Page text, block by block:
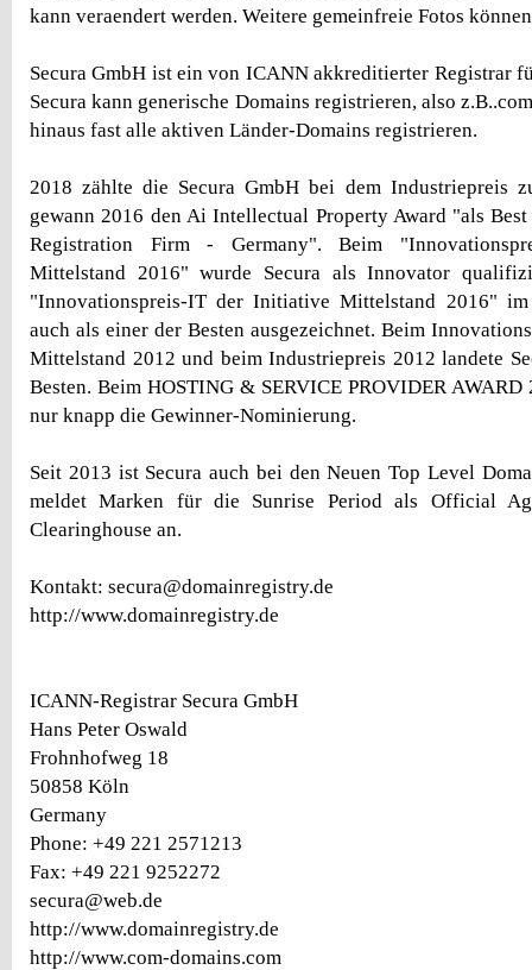
kann veraendert werden. Weitere gemeinfreie Fotos
Secura GmbH ist ein von ICANN akkreditierter Registrar
Secura kann generische Domains registrieren, also
hinaus fast alle aktiven Länder-Domains registrieren.
2018 zählte die Secura GmbH bei dem Industriepreis
gewann 2016 den Ai Intellectual Property Award "als
Registration Firm - Germany". Beim
Mittelstand 2016" wurde Secura als Innovator
"Innovationspreis-IT der Initiative Mittelstand 2016" im
auch als einer der Besten ausgezeichnet. Beim
Mittelstand 2012 und beim Industriepreis 2012 landete
Besten. Beim HOSTING & SERVICE PROVIDER
nur knapp die Gewinner-Nominierung.
Seit 2013 ist Secura auch bei den Neuen Top Level
meldet Marken für die Sunrise Period als Official
Clearinghouse an.
Kontakt: secura@domainregistry.de
http://www.domainregistry.de
ICANN-Registrar Secura GmbH
Hans Peter Oswald
Frohnhofweg 18
50858 Köln
Germany
Phone: +49 221 2571213
Fax: +49 221 9252272
secura@web.de
http://www.domainregistry.de
http://www.com-domains.com